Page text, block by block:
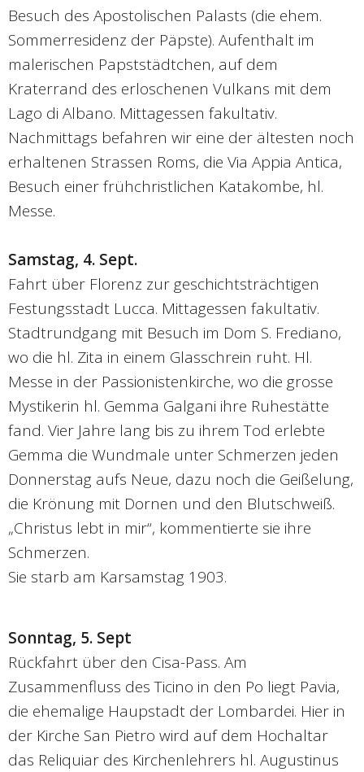
Besuch des Apostolischen Palasts (die ehem.
Sommerresidenz der Päpste). Aufenthalt im
malerischen Papststädtchen, auf dem
Kraterrand des erloschenen Vulkans mit dem
Lago di Albano. Mittagessen fakultativ.
Nachmittags befahren wir eine der ältesten noch
erhaltenen Strassen Roms, die Via Appia Antica,
Besuch einer frühchristlichen Katakombe, hl.
Messe.
Samstag, 4. Sept.
Fahrt über Florenz zur geschichtsträchtigen
Festungsstadt Lucca. Mittagessen fakultativ.
Stadtrundgang mit Besuch im Dom S. Frediano,
wo die hl. Zita in einem Glasschrein ruht. Hl.
Messe in der Passionistenkirche, wo die grosse
Mystikerin hl. Gemma Galgani ihre Ruhestätte
fand. Vier Jahre lang bis zu ihrem Tod erlebte
Gemma die Wundmale unter Schmerzen jeden
Donnerstag aufs Neue, dazu noch die Geißelung,
die Krönung mit Dornen und den Blutschweiß.
„Christus lebt in mir“, kommentierte sie ihre
Schmerzen.
Sie starb am Karsamstag 1903.
Sonntag, 5. Sept
Rückfahrt über den Cisa-Pass. Am
Zusammenfluss des Ticino in den Po liegt Pavia,
die ehemalige Haupstadt der Lombardei. Hier in
der Kirche San Pietro wird auf dem Hochaltar
das Reliquiar des Kirchenlehrers hl. Augustinus